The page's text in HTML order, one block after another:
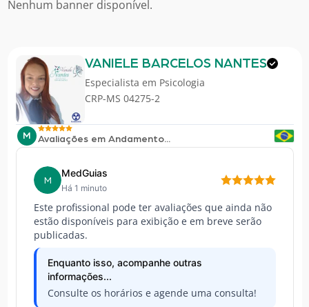
Nenhum banner disponível.
VANIELE BARCELOS NANTES
Especialista em Psicologia
CRP-MS 04275-2
M Avaliações em Andamento...
M
MedGuias
Há 1 minuto
Este profissional pode ter avaliações que ainda não
estão disponíveis para exibição e em breve serão
publicadas.
Enquanto isso, acompanhe outras
informações...
Consulte os horários e agende uma consulta!